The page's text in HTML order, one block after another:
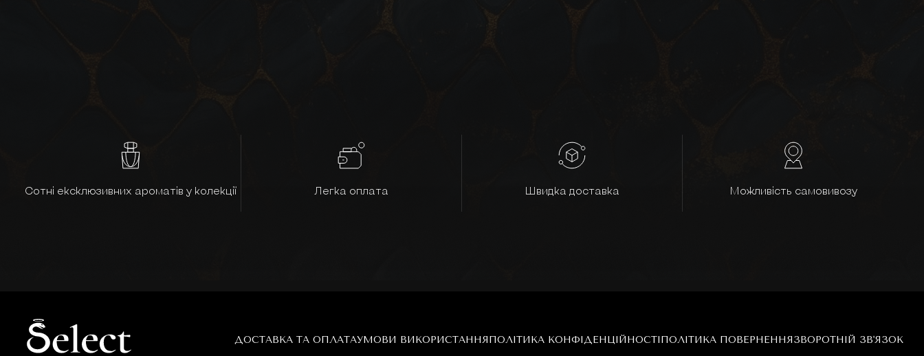
Сотні ексклюзивних ароматів у колекції Легка оплата Швидка доставка Можливість самовивозу
ДОСТАВКА ТА ОПЛАТАУМОВИ ВИКОРИСТАННЯПОЛІТИКА КОНФІДЕНЦІЙНОСТІПОЛІТИКА ПОВЕРНЕННЯЗВОРОТНІЙ ЗВ'ЯЗОК